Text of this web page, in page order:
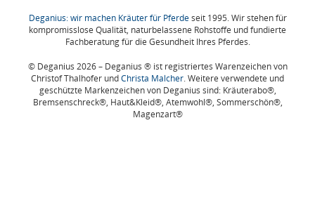
Deganius: wir machen Kräuter für Pferdeseit 1995. Wir stehen für
kompromisslose Qualität, naturbelassene Rohstoffe und fundierte
Fachberatung für die Gesundheit Ihres Pferdes.
© Deganius 2026 – Deganius ® ist registriertes Warenzeichen von
Christof Thalhofer undChrista Malcher. Weitere verwendete und
geschützte Markenzeichen von Deganius sind: Kräuterabo®,
Bremsenschreck®, Haut&Kleid®, Atemwohl®, Sommerschön®,
Magenzart®